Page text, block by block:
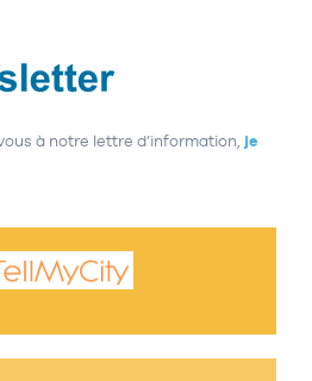
à notre lettre d’information, je